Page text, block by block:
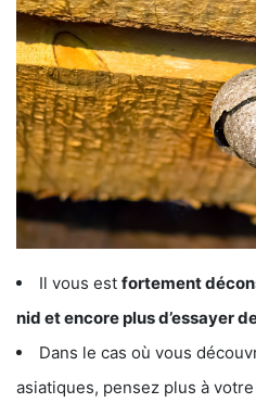
Il vous est fortement
nid et encore plus d’essayer
Dans le cas où vous
asiatiques, pensez plus à